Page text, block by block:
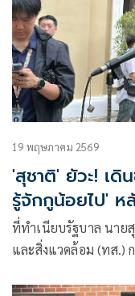
19 พฤษภาคม 2569
'สุชาติ' ยัวะ! เ
รู้จักกูน้อยไป'
ควบคุมมลพิษ
ที่ทำเนียบรัฐบาล นาย
และสิ่งแวดล้อม (ทส.)